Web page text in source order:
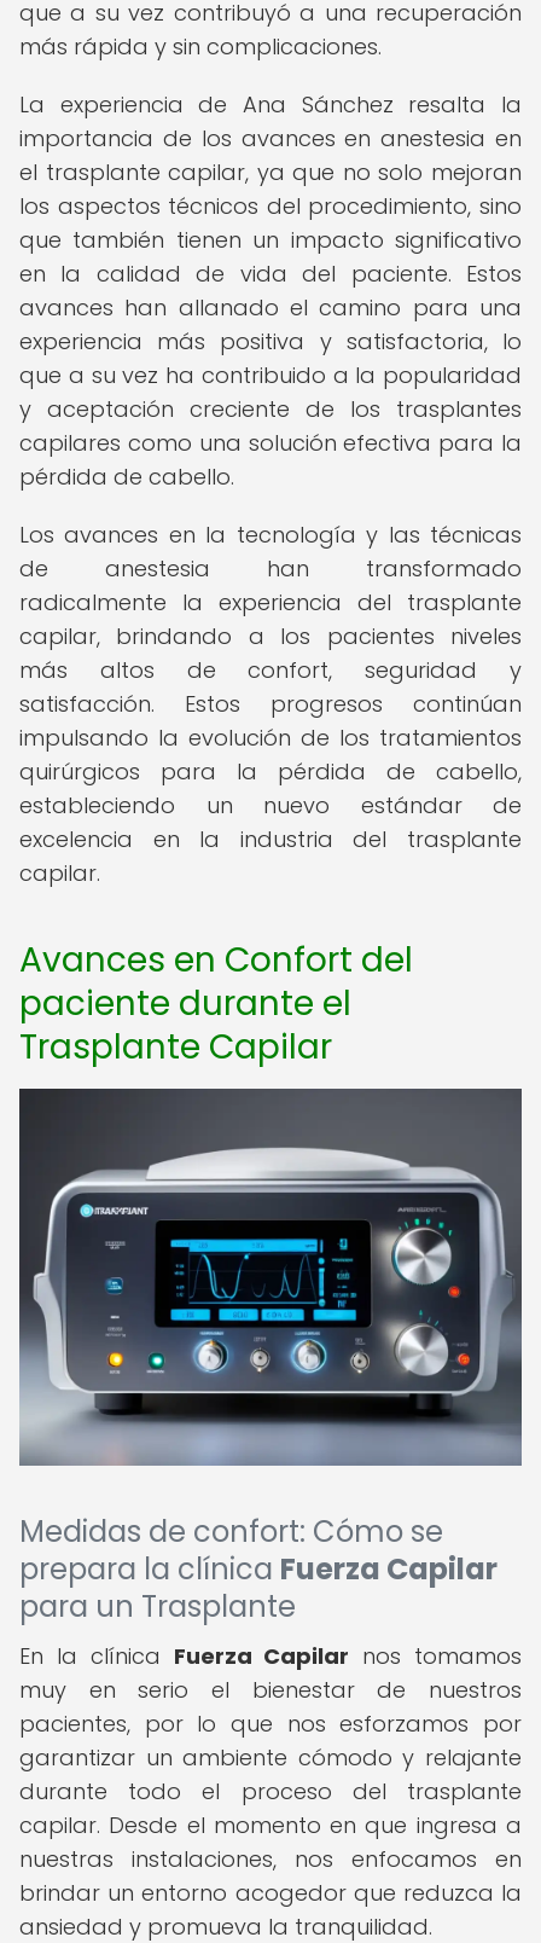
que a su vez contribuyó a una recuperación
más rápida y sin complicaciones.
La experiencia de Ana Sánchez resalta la
importancia de los avances en anestesia en
el trasplante capilar, ya que no solo mejoran
los aspectos técnicos del procedimiento, sino
que también tienen un impacto significativo
en la calidad de vida del paciente. Estos
avances han allanado el camino para una
experiencia más positiva y satisfactoria, lo
que a su vez ha contribuido a la popularidad
y aceptación creciente de los trasplantes
capilares como una solución efectiva para la
pérdida de cabello.
Los avances en la tecnología y las técnicas
de anestesia han transformado
radicalmente la experiencia del trasplante
capilar, brindando a los pacientes niveles
más altos de confort, seguridad y
satisfacción. Estos progresos continúan
impulsando la evolución de los tratamientos
quirúrgicos para la pérdida de cabello,
estableciendo un nuevo estándar de
excelencia en la industria del trasplante
capilar.
Avances en Confort del
paciente durante el
Trasplante Capilar
Medidas de confort: Cómo se
prepara la clínica Fuerza Capilar
para un Trasplante
En la clínica Fuerza Capilar nos tomamos
muy en serio el bienestar de nuestros
pacientes, por lo que nos esforzamos por
garantizar un ambiente cómodo y relajante
durante todo el proceso del trasplante
capilar. Desde el momento en que ingresa a
nuestras instalaciones, nos enfocamos en
brindar un entorno acogedor que reduzca la
ansiedad y promueva la tranquilidad.